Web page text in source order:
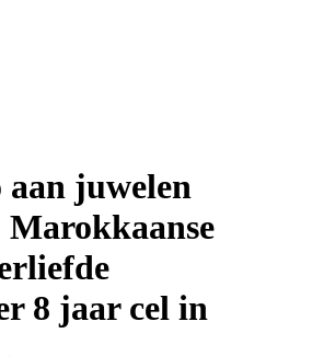
aan juwelen
Marokkaanse
8 jaar cel in